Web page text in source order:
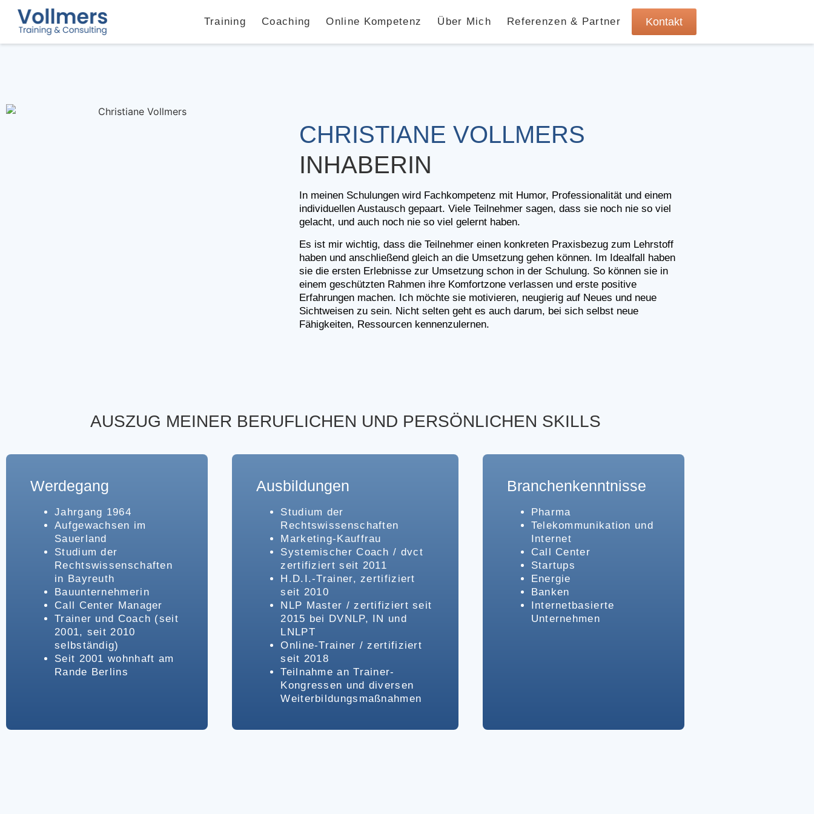
Training Coaching Online Kompetenz Über Mich Referenzen & Partner Kontakt
CHRISTIANE VOLLMERS
INHABERIN
In meinen Schulungen wird Fachkompetenz mit Humor, Professionalität und einem
individuellen Austausch gepaart. Viele Teilnehmer sagen, dass sie noch nie so viel
gelacht, und auch noch nie so viel gelernt haben.
Es ist mir wichtig, dass die Teilnehmer einen konkreten Praxisbezug zum Lehrstoff
haben und anschließend gleich an die Umsetzung gehen können. Im Idealfall haben
sie die ersten Erlebnisse zur Umsetzung schon in der Schulung. So können sie in
einem geschützten Rahmen ihre Komfortzone verlassen und erste positive
Erfahrungen machen. Ich möchte sie motivieren, neugierig auf Neues und neue
Sichtweisen zu sein. Nicht selten geht es auch darum, bei sich selbst neue
Fähigkeiten, Ressourcen kennenzulernen.
AUSZUG MEINER BERUFLICHEN UND PERSÖNLICHEN SKILLS
Werdegang
Jahrgang 1964
Aufgewachsen im
Sauerland
Studium der
Rechtswissenschaften
in Bayreuth
Bauunternehmerin
Call Center Manager
Trainer und Coach (seit
2001, seit 2010
selbständig)
Seit 2001 wohnhaft am
Rande Berlins
Ausbildungen
Studium der
Rechtswissenschaften
Marketing-Kauffrau
Systemischer Coach / dvct
zertifiziert seit 2011
H.D.I.-Trainer, zertifiziert
seit 2010
NLP Master / zertifiziert seit
2015 bei DVNLP, IN und
LNLPT
Online-Trainer / zertifiziert
seit 2018
Teilnahme an Trainer-
Kongressen und diversen
Weiterbildungsmaßnahmen
Branchenkenntnisse
Pharma
Telekommunikation und
Internet
Call Center
Startups
Energie
Banken
Internetbasierte
Unternehmen